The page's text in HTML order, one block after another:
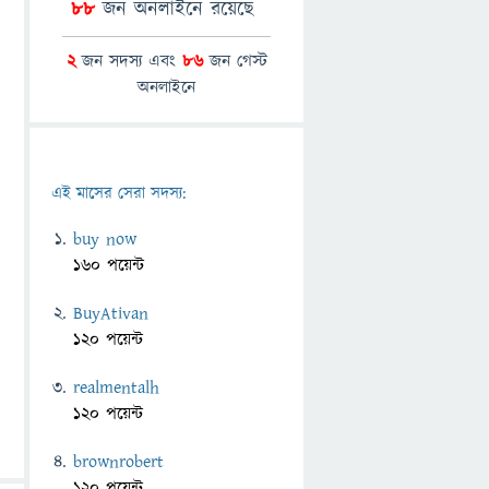
88জন অনলাইনে রয়েছে
2জন সদস্য এবং 86জন গেস্ট
অনলাইনে
এই মাসের সেরা সদস্য:
buy now
160 পয়েন্ট
BuyAtivan
120 পয়েন্ট
realmentalh
120 পয়েন্ট
brownrobert